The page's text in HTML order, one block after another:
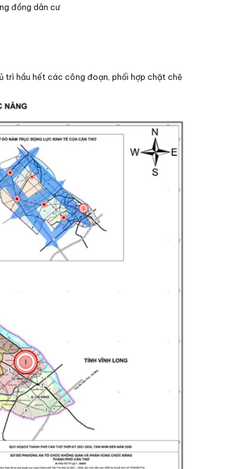
đồng dân cư
trì hầu hết các công đoạn, phối hợp chặt chẽ